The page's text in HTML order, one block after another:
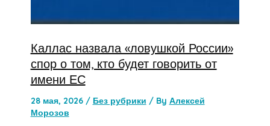
Каллас назвала «ловушкой России»
спор о том, кто будет говорить от
имени ЕС
28 мая, 2026 / Без рубрики / By Алексей
Морозов